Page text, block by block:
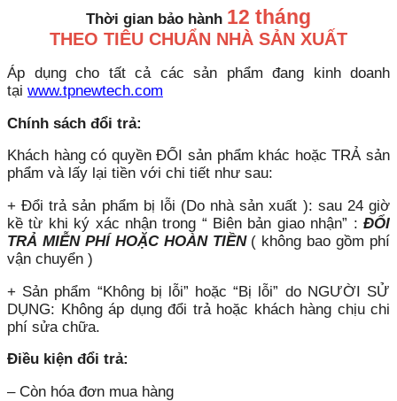
Thời gian bảo hành 12 tháng
THEO TIÊU CHUẨN NHÀ SẢN XUẤT
Áp dụng cho tất cả các sản phẩm đang kinh doanh
tại www.tpnewtech.com
Chính sách đổi trả:
Khách hàng có quyền ĐỔI sản phẩm khác hoặc TRẢ sản
phẩm và lấy lại tiền với chi tiết như sau:
+ Đổi trả sản phẩm bị lỗi (Do nhà sản xuất ): sau 24 giờ
kề từ khi ký xác nhận trong “ Biên bản giao nhận” : ĐỔI
TRẢ MIỄN PHÍ HOẶC HOÀN TIỀN( không bao gồm phí
vận chuyển )
+ Sản phẩm “Không bị lỗi” hoặc “Bị lỗi” do NGƯỜI SỬ
DỤNG: Không áp dụng đổi trả hoặc khách hàng chịu chi
phí sửa chữa.
Điều kiện đổi trả:
– Còn hóa đơn mua hàng